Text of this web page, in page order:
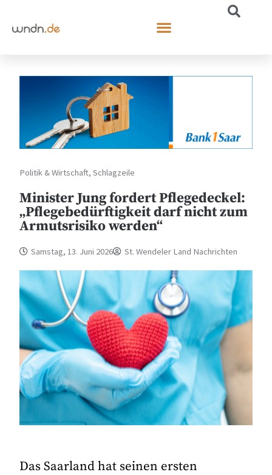
Politik & Wirtschaft,Schlagzeile
Minister Jung fordert Pflegedeckel:
„Pflegebedürftigkeit darf nicht zum
Armutsrisiko werden“
Samstag, 13. Juni 2026 St. Wendeler Land Nachrichten
Das Saarland hat seinen ersten